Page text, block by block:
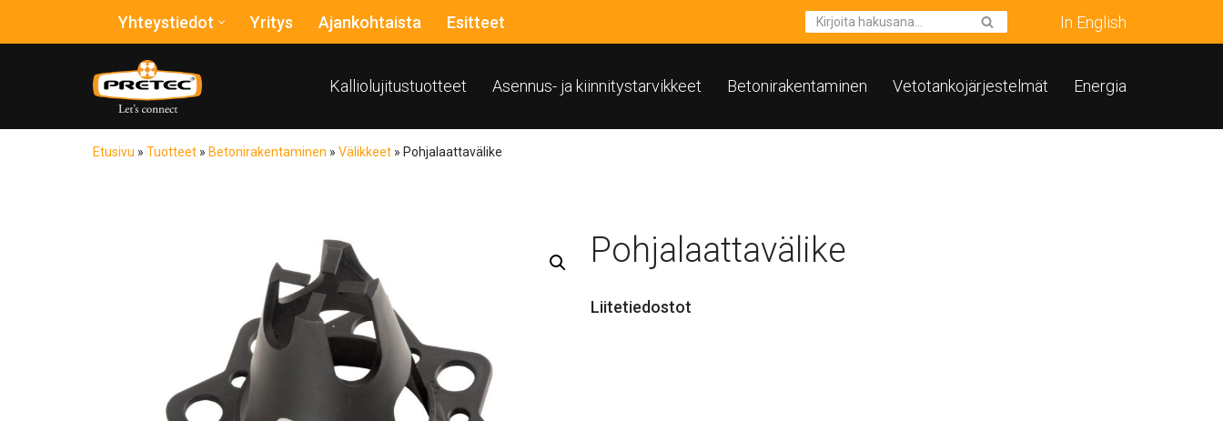
Yhteystiedot Yritys Ajankohtaista Esitteet In English
Kalliolujitustuotteet Asennus- ja kiinnitystarvikkeet Betonirakentaminen Vetotankojärjestelmät Energia
Etusivu » Tuotteet » Betonirakentaminen » Välikkeet » Pohjalaattavälike
Pohjalaattavälike
Liitetiedostot